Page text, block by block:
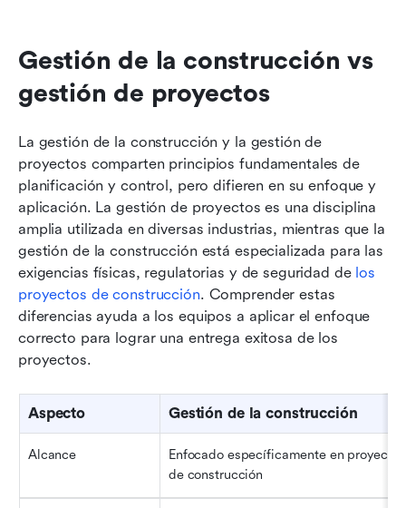
Gestión de la construcción vs
gestión de proyectos
La gestión de la construcción y la gestión de
proyectos comparten principios fundamentales de
planificación y control, pero difieren en su enfoque y
aplicación. La gestión de proyectos es una disciplina
amplia utilizada en diversas industrias, mientras que la
gestión de la construcción está especializada para las
exigencias físicas, regulatorias y de seguridad de los
proyectos de construcción. Comprender estas
diferencias ayuda a los equipos a aplicar el enfoque
correcto para lograr una entrega exitosa de los
proyectos.
Aspecto Gestión de la construcción
Alcance
Enfocado específicamente en proyectos
de construcción